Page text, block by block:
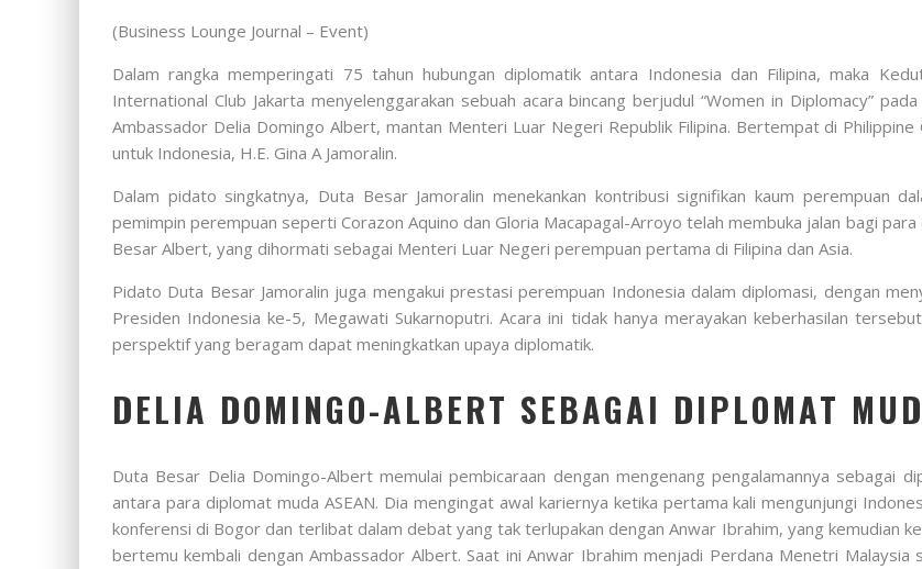
(Business Lounge Journal – Event)
Dalam rangka memperingati 75 tahun hubungan diplomatik antara Indonesia dan Filipina, maka
International Club Jakarta menyelenggarakan sebuah acara bincang berjudul “Women in Diplomacy”
Ambassador Delia Domingo Albert, mantan Menteri Luar Negeri Republik Filipina. Bertempat di
untuk Indonesia, H.E. Gina A Jamoralin.
Dalam pidato singkatnya, Duta Besar Jamoralin menekankan kontribusi signifikan kaum perempuan
pemimpin perempuan seperti Corazon Aquino dan Gloria Macapagal-Arroyo telah membuka jalan bagi
Besar Albert, yang dihormati sebagai Menteri Luar Negeri perempuan pertama di Filipina dan Asia.
Pidato Duta Besar Jamoralin juga mengakui prestasi perempuan Indonesia dalam diplomasi, dengan
Presiden Indonesia ke-5, Megawati Sukarnoputri. Acara ini tidak hanya merayakan keberhasilan
perspektif yang beragam dapat meningkatkan upaya diplomatik.
DELIA DOMINGO-ALBERT SEBAGAI DIPLOMAT
Duta Besar Delia Domingo-Albert memulai pembicaraan dengan mengenang pengalamannya sebagai
antara para diplomat muda ASEAN. Dia mengingat awal kariernya ketika pertama kali mengunjungi
konferensi di Bogor dan terlibat dalam debat yang tak terlupakan dengan Anwar Ibrahim, yang kemudian
bertemu kembali dengan Ambassador Albert. Saat ini Anwar Ibrahim menjadi Perdana Menetri Malaysia